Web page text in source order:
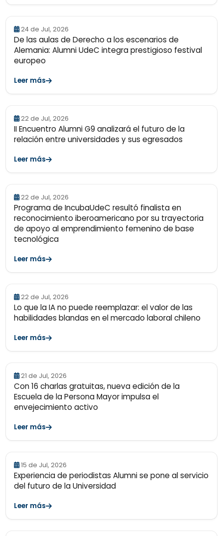
24 de Jul, 2026
De las aulas de Derecho a los escenarios de
Alemania: Alumni UdeC integra prestigioso festival
europeo
Leer más
22 de Jul, 2026
II Encuentro Alumni G9 analizará el futuro de la
relación entre universidades y sus egresados
Leer más
22 de Jul, 2026
Programa de IncubaUdeC resultó finalista en
reconocimiento iberoamericano por su trayectoria
de apoyo al emprendimiento femenino de base
tecnológica
Leer más
22 de Jul, 2026
Lo que la IA no puede reemplazar: el valor de las
habilidades blandas en el mercado laboral chileno
Leer más
21 de Jul, 2026
Con 16 charlas gratuitas, nueva edición de la
Escuela de la Persona Mayor impulsa el
envejecimiento activo
Leer más
15 de Jul, 2026
Experiencia de periodistas Alumni se pone al servicio
del futuro de la Universidad
Leer más